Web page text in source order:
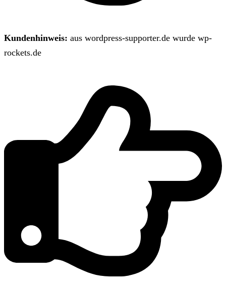
Kundenhinweis: aus wordpress-supporter.de wurde wp-
rockets.de